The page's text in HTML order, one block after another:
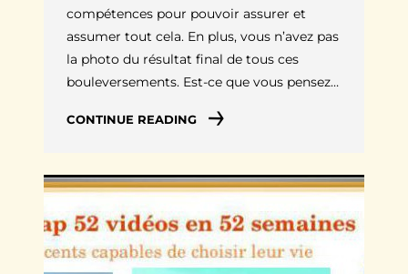
compétences pour pouvoir assurer et
assumer tout cela. En plus, vous n’avez pas
la photo du résultat final de tous ces
bouleversements. Est-ce que vous pensez…
CONTINUE READING